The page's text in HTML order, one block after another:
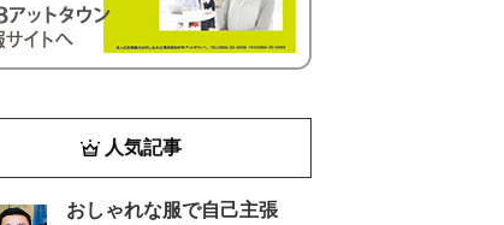
人気記事
おしゃれな服で自己主張